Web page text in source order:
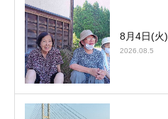
8月4日(火)
2026.08.5